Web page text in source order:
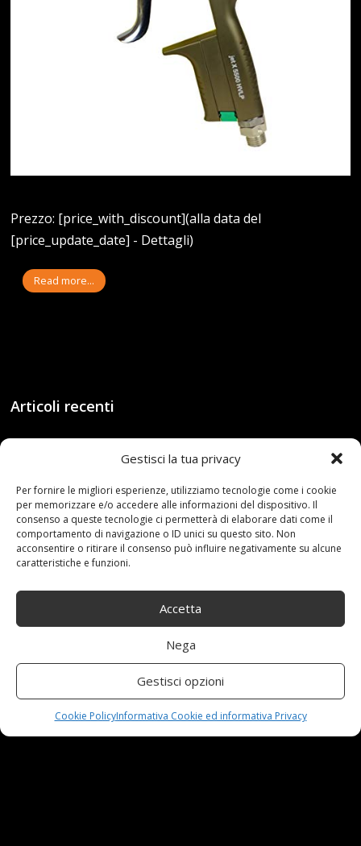
Gestisci la tua privacy
Per fornire le migliori esperienze, utilizziamo tecnologie come i cookie
per memorizzare e/o accedere alle informazioni del dispositivo. Il
consenso a queste tecnologie ci permetterà di elaborare dati come il
comportamento di navigazione o ID unici su questo sito. Non
acconsentire o ritirare il consenso può influire negativamente su alcune
caratteristiche e funzioni.
Accetta
Nega
Gestisci opzioni
Cookie PolicyInformativa Cookie ed informativa Privacy
Prezzo: [price_with_discount](alla data del
[price_update_date] - Dettagli)
Read more...
Articoli recenti
da sapere
Range Rover: un’icona tra i luxury SUV
25 Novembre,2024
24 Novembre,2024
Automobili e sicurezza: l’importanza della